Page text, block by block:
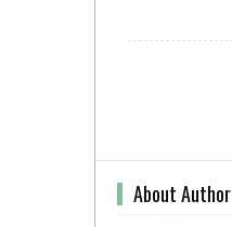
About Author